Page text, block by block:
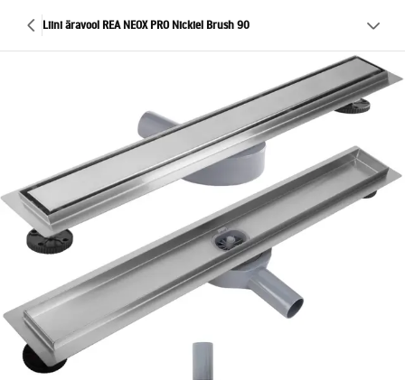
Liini äravool REA NEOX PRO Nickiel Brush 90